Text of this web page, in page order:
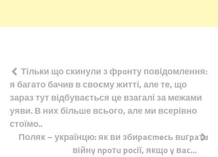
Навігація
записів
Тільки що скинули з фpoнту повідомлення:
я багато бачив в своєму житті, але те, що
зараз тут відбувається це взагалі за межами
уяви. В них більше всього, але ми всерівно
стоїмо..
Поляк – українцю: як ви збиpaєmecь вuгpaтu
вiйнy npoтu pociї, якщo y вac…